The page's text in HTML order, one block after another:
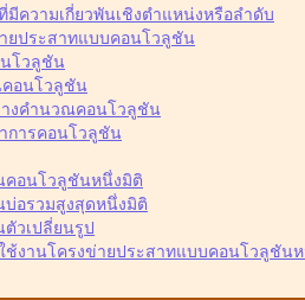
ความเกี่ยวพันเชิงตำแหน่งหรือลำดับ
ประสาทแบบคอนโวลูชัน
โวลูชัน
อนโวลูชัน
งคำนวณคอนโวลูชัน
ารคอนโวลูชัน
อนโวลูชันหนึ่งมิติ
อรวมสูงสุดหนึ่งมิติ
วเปลี่ยนรูป
งานโครงข่ายประสาทแบบคอนโวลูชัน